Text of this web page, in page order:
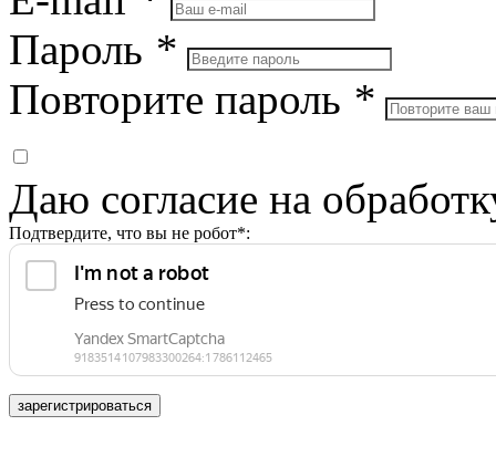
Пароль *
Повторите пароль *
Даю согласие на
Подтвердите, что вы не робот*:
зарегистрироваться